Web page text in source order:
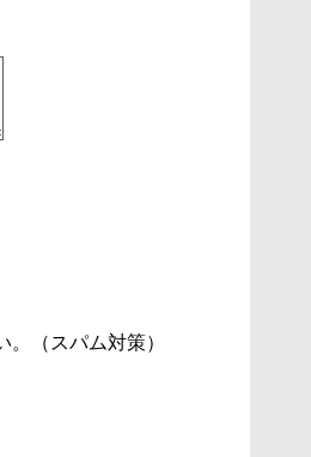
（スパム対策）